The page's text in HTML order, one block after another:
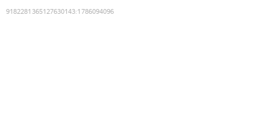
9182281365127630143:1786094096